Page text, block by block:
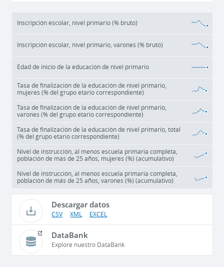
Inscripción escolar, nivel primario (% bruto)
Inscripción escolar, nivel primario, varones (% bruto)
Edad de inicio de la educación de nivel primario
Tasa de finalización de la educación de nivel primario,
mujeres (% del grupo etario correspondiente)
Tasa de finalización de la educación de nivel primario,
varones (% del grupo etario correspondiente)
Tasa de finalización de la educación de nivel primario, total
(% del grupo etario correspondiente)
Nivel de instrucción, al menos escuela primaria completa,
población de más de 25 años, mujeres (%) (acumulativo)
Nivel de instrucción, al menos escuela primaria completa,
población de más de 25 años, varones (%) (acumulativo)
Descargar datos
CSV XML EXCEL
DataBank
Explore nuestro DataBank